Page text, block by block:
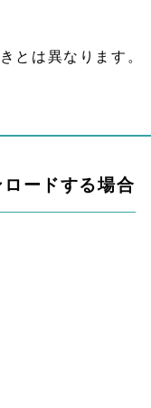
とは異なります。
ロードする場合